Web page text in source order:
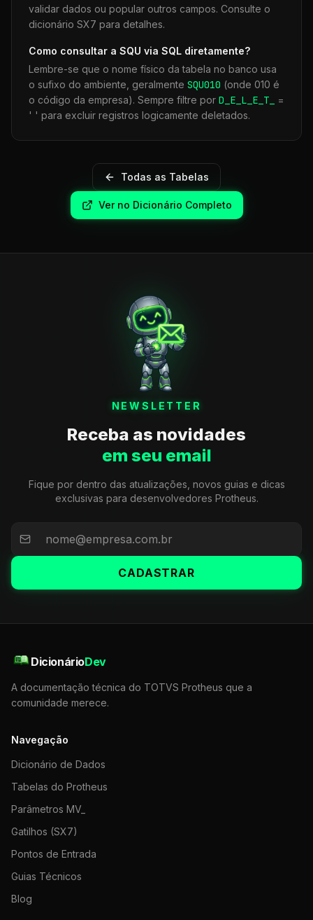
validar dados ou popular outros campos. Consulte o
dicionário SX7 para detalhes.
Como consultar a SQU via SQL diretamente?
Lembre-se que o nome físico da tabela no banco usa
o sufixo do ambiente, geralmente SQU010 (onde 010 é
o código da empresa). Sempre filtre por D_E_L_E_T_
=
' ' para excluir registros logicamente deletados.
Todas as Tabelas
Ver no Dicionário Completo
NEWSLETTER
Receba as novidades
em seu email
Fique por dentro das atualizações, novos guias e dicas
exclusivas para desenvolvedores Protheus.
CADASTRAR
DicionárioDev
A documentação técnica do TOTVS Protheus que a
comunidade merece.
Navegação
Dicionário de Dados
Tabelas do Protheus
Parâmetros MV_
Gatilhos (SX7)
Pontos de Entrada
Guias Técnicos
Blog